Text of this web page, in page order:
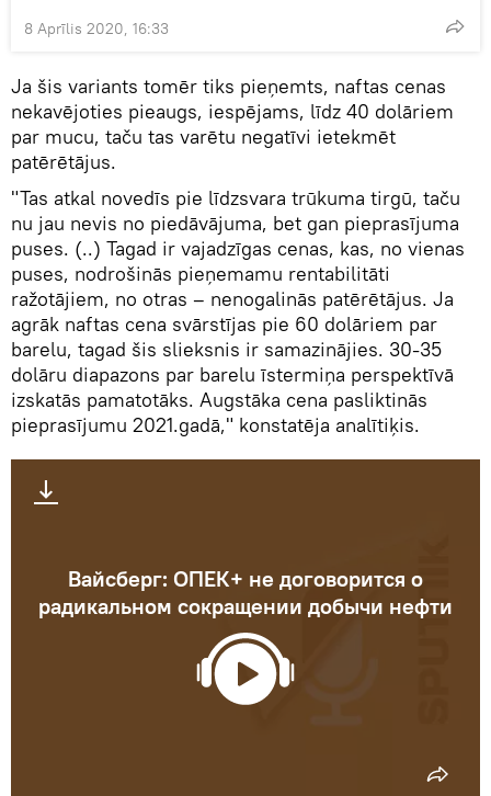
8 Aprīlis 2020, 16:33
Ja šis variants tomēr tiks pieņemts, naftas cenas
nekavējoties pieaugs, iespējams, līdz 40 dolāriem
par mucu, taču tas varētu negatīvi ietekmēt
patērētājus.
"Tas atkal novedīs pie līdzsvara trūkuma tirgū, taču
nu jau nevis no piedāvājuma, bet gan pieprasījuma
puses. (..) Tagad ir vajadzīgas cenas, kas, no vienas
puses, nodrošinās pieņemamu rentabilitāti
ražotājiem, no otras – nenogalinās patērētājus. Ja
agrāk naftas cena svārstījas pie 60 dolāriem par
barelu, tagad šis slieksnis ir samazinājies. 30-35
dolāru diapazons par barelu īstermiņa perspektīvā
izskatās pamatotāks. Augstāka cena pasliktinās
pieprasījumu 2021.gadā," konstatēja analītiķis.
Вайсберг: ОПЕК+ не договорится о
радикальном сокращении добычи нефти